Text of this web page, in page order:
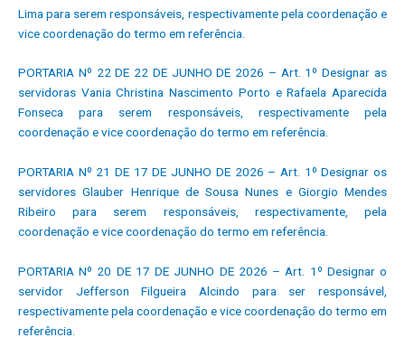
Lima para serem responsáveis, respectivamente pela coordenação e
vice coordenação do termo em referência.
PORTARIA Nº 22 DE 22 DE JUNHO DE 2026 – Art. 1º Designar as
servidoras Vania Christina Nascimento Porto e Rafaela Aparecida
Fonseca para serem responsáveis, respectivamente pela
coordenação e vice coordenação do termo em referência.
PORTARIA Nº 21 DE 17 DE JUNHO DE 2026 – Art. 1º Designar os
servidores Glauber Henrique de Sousa Nunes e Giorgio Mendes
Ribeiro para serem responsáveis, respectivamente, pela
coordenação e vice coordenação do termo em referência.
PORTARIA Nº 20 DE 17 DE JUNHO DE 2026 – Art. 1º Designar o
servidor Jefferson Filgueira Alcindo para ser responsável,
respectivamente pela coordenação e vice coordenação do termo em
referência.